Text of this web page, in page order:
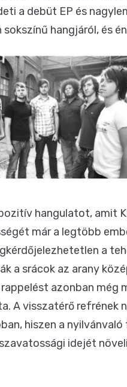
a debüt EP és
hangjáról, és
hangulatot, amit
már a legtöbb
a
a srácok az arany
azonban még
A visszatérő refrének
hiszen a
idejét